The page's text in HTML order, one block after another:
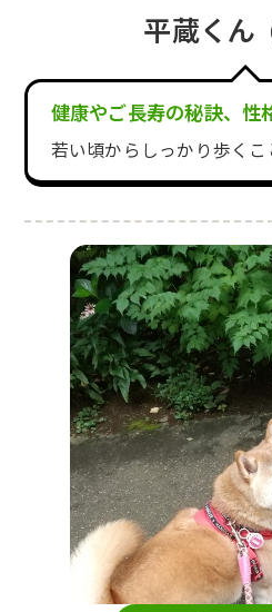
平蔵くん
健康やご長寿の秘訣、性
若い頃からしっかり歩くこ